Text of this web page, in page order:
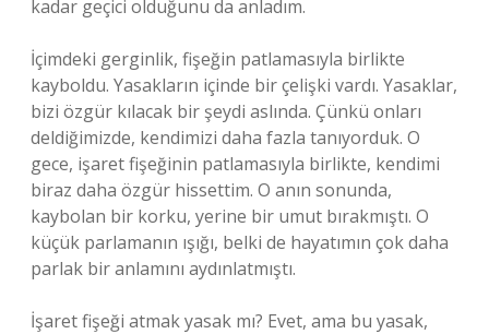
kadar geçici olduğunu da anladım.
İçimdeki gerginlik, fişeğin patlamasıyla birlikte
kayboldu. Yasakların içinde bir çelişki vardı. Yasaklar,
bizi özgür kılacak bir şeydi aslında. Çünkü onları
deldiğimizde, kendimizi daha fazla tanıyorduk. O
gece, işaret fişeğinin patlamasıyla birlikte, kendimi
biraz daha özgür hissettim. O anın sonunda,
kaybolan bir korku, yerine bir umut bırakmıştı. O
küçük parlamanın ışığı, belki de hayatımın çok daha
parlak bir anlamını aydınlatmıştı.
İşaret fişeği atmak yasak mı? Evet, ama bu yasak,